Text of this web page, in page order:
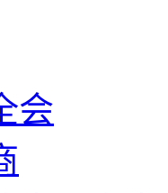
会